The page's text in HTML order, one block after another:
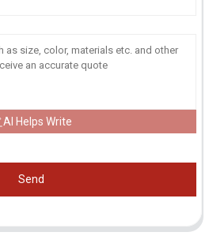
AI Helps Write
Send